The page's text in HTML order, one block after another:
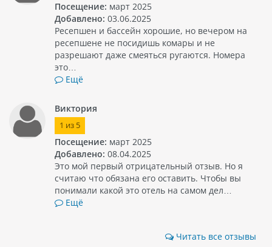
Посещение: март 2025
Добавлено: 03.06.2025
Ресепшен и бассейн хорошие, но вечером на
ресепшене не посидишь комары и не
разрешают даже смеяться ругаются. Номера
это…
Ещё
Виктория
1 из 5
Посещение: март 2025
Добавлено: 08.04.2025
Это мой первый отрицательный отзыв. Но я
считаю что обязана его оставить. Чтобы вы
понимали какой это отель на самом дел…
Ещё
Читать все отзывы